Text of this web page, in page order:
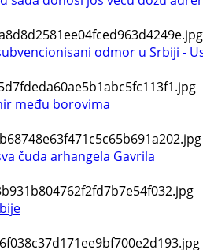
odmor u Srbiji -
među borovima
čuda arhangela Gavrila